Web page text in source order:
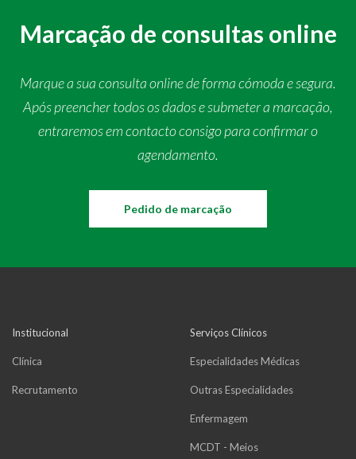
Marcação de consultas online
Marque a sua consulta online de forma cómoda e segura.
Após preencher todos os dados e submeter a marcação,
entraremos em contacto consigo para confirmar o
agendamento.
Pedido de marcação
Institucional
Clínica
Recrutamento
Serviços Clínicos
Especialidades Médicas
Outras Especialidades
Enfermagem
MCDT - Meios